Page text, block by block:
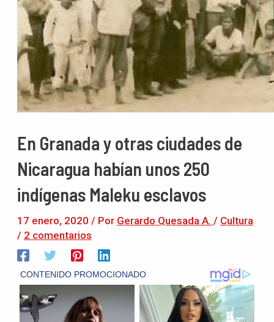
En Granada y otras ciudades de
Nicaragua habían unos 250
indígenas Maleku esclavos
17 enero, 2020 / Por Gerardo Quesada A. / Cultura
/ 2 comentarios